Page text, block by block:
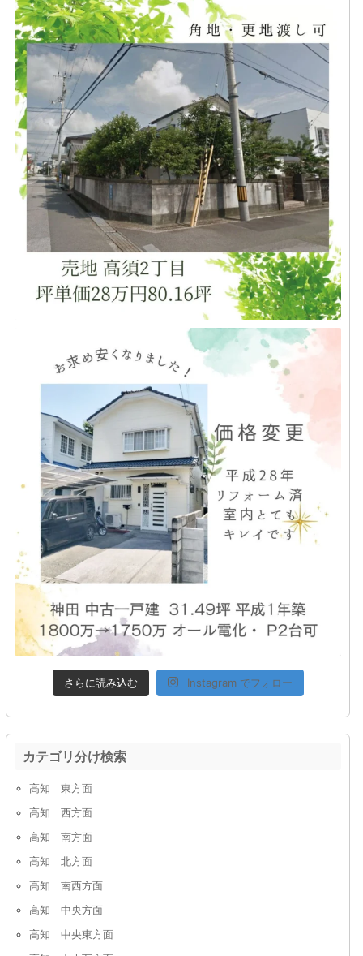
さらに読み込む Instagram でフォロー
カテゴリ分け検索
高知 東方面
高知 西方面
高知 南方面
高知 北方面
高知 南西方面
高知 中央方面
高知 中央東方面